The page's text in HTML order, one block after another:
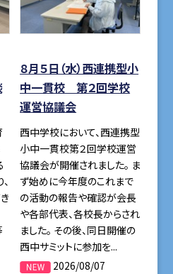
８月５日（水）西連携型小
中一貫校 第２回学校
運営協議会
西中学校において、西連携型
小中一貫校第２回学校運営
協議会が開催されました。 ま
ず始めに今年度のこれまで
の活動の報告や確認が会長
や各部代表、各校長からされ
ました。 その後、同日開催の
西中サミットに参加を...
2026/08/07